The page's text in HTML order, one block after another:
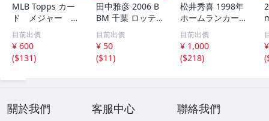
MLB Topps カー
ド メジャー 1
00枚 2
目前出價
¥ 600
($131)
田中雅彦 2006 B
BM 千葉 ロッテ
マリーンズ トレ
カ プロ野球 カー
ド M37 スポーツ
アスリート トレ
目前出價
¥ 50
($11)
松井秀喜 1998年
ホームランカード
150号 記念カード
3枚セット 読売ジ
ャイアンツ 日本
テレビ 劇空間プ
目前出價
¥ 1,000
($218)
(
關於我們 客服中心 聯絡我們